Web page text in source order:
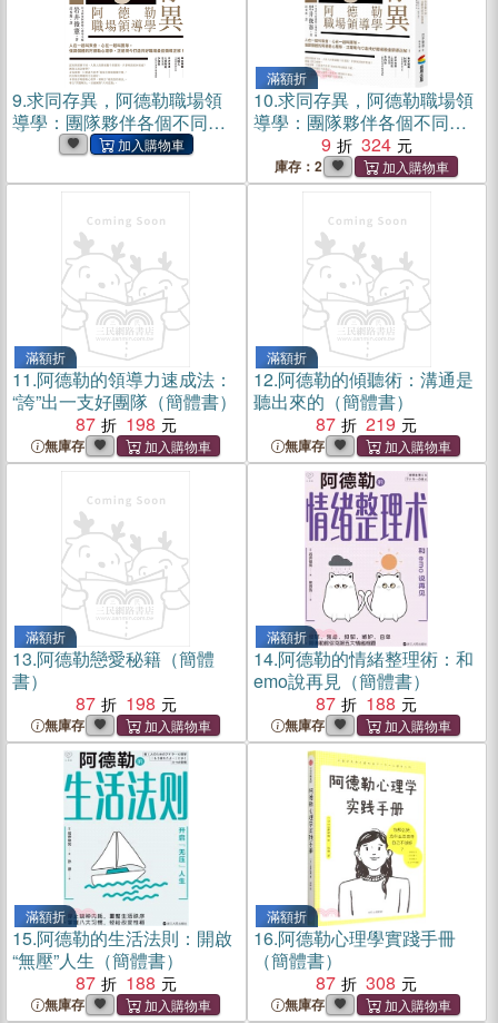
9.求同存異，阿德勒職場領
導學：團隊夥伴各個不同，
照樣帶出績效的勇氣領導(電
滿額折
10.求同存異，阿德勒職場領
導學：團隊夥伴各個不同，
照樣帶出績效的勇氣領導
9 324
庫存：2
滿額折
11.阿德勒的領導力速成法：
“誇”出一支好團隊（簡體書）
87
198
無庫存
滿額折
12.阿德勒的傾聽術：溝通是
聽出來的（簡體書）
87
219
無庫存
滿額折
13.阿德勒戀愛秘籍（簡體
書）
87
198
無庫存
滿額折
14.阿德勒的情緒整理術：和
emo說再見（簡體書）
87
188
無庫存
滿額折
15.阿德勒的生活法則：開啟
“無壓”人生（簡體書）
87
188
無庫存
滿額折
16.阿德勒心理學實踐手冊
（簡體書）
87
308
無庫存